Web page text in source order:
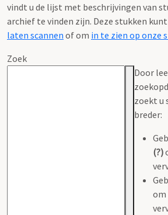
vindt u de lijst met beschrijvingen van
archief te vinden zijn. Deze stukken
laten scannen of om in te zien op onze
Zoek
Door
zoekt u
breder:
(?)
om